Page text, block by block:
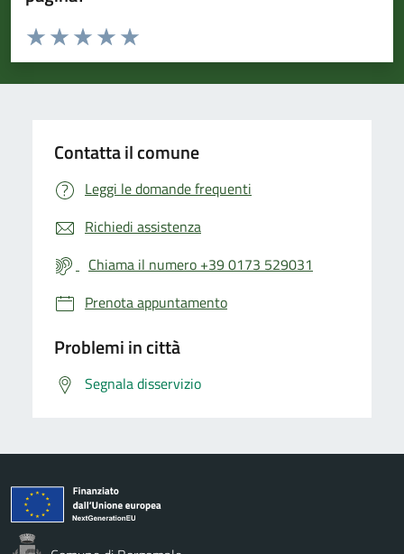
Valuta da 1 a 5 stelle la pagina
Valuta 5 stelle su 5
Valuta 4 stelle su 5
Valuta 3 stelle su 5
Valuta 2 stelle su 5
Valuta 1 stelle su 5
Contatta il comune
Leggi le domande frequenti
Richiedi assistenza
Chiama il numero +39 0173 529031
Prenota appuntamento
Problemi in città
Segnala disservizio